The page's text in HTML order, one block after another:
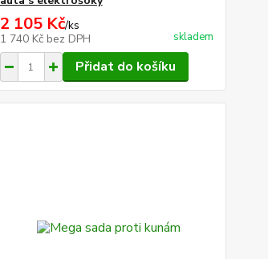
2 105 Kč/ks
1 740 Kč bez DPH skladem
Přidat do košíku